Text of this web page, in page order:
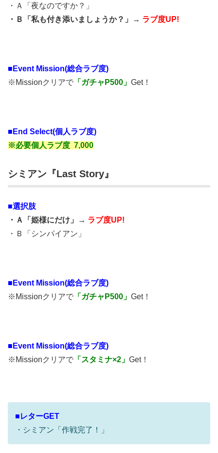
・Ａ「夜なのですか？」
・Ｂ「私も付き添いましょうか？」→ ラブ度UP!
■ Event Mission(総合ラブ度)
※Missionクリアで 「ガチャP500」 Get！
■End Select(個人ラブ度)
※必要個人ラブ度 7,000
シミアン『Last Story』
■選択肢
・Ａ「姫様にだけ」→ ラブ度UP!
・Ｂ「シンパイアン」
■ Event Mission(総合ラブ度)
※Missionクリアで 「ガチャP500」 Get！
■ Event Mission(総合ラブ度)
※Missionクリアで 「スタミナ×2」 Get！
■レターGET
・シミアン「作戦完了！」